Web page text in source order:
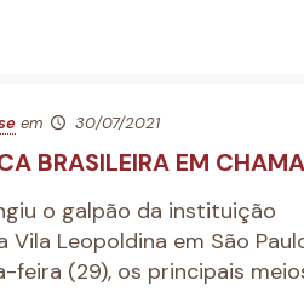
em 30/07/2021
BRASILEIRA EM
o galpão da instituição
Vila Leopoldina em São
feira (29), os principais